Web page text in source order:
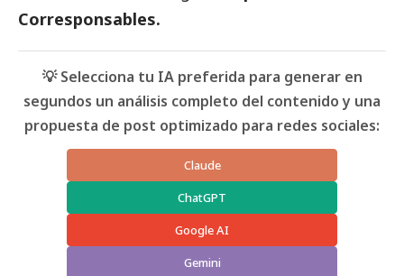
Corresponsables.
💡 Selecciona tu IA preferida para generar en
segundos un análisis completo del contenido y una
propuesta de post optimizado para redes sociales:
Claude
ChatGPT
Google AI
Gemini